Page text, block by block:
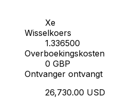
Xe
Wisselkoers
1.336500
Overboekingskosten
0 GBP
Ontvanger ontvangt
26,730.00 USD